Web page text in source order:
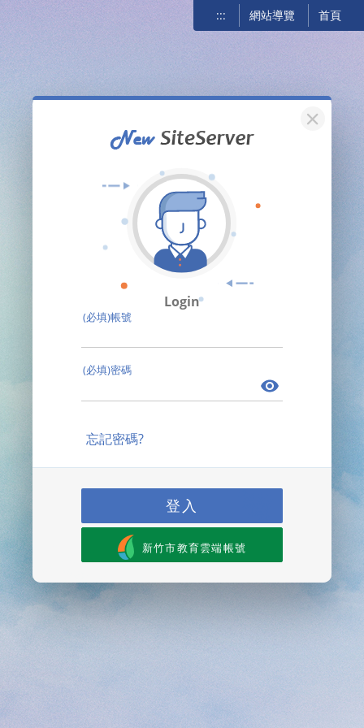
::: 網站導覽 首頁
關閉
Login
(必填)帳號
(必填)密碼
忘記密碼?
登入
新竹市教育雲端帳號